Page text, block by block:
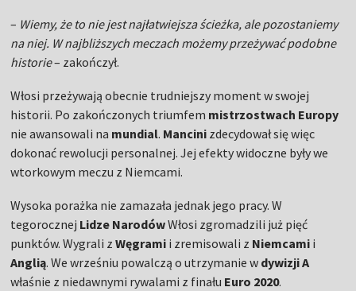
– Wiemy, że to nie jest najłatwiejsza ścieżka, ale pozostaniemy
na niej. W najbliższych meczach możemy przeżywać podobne
historie– zakończył.
Włosi przeżywają obecnie trudniejszy moment w swojej
historii. Po zakończonych triumfem mistrzostwach Europy
nie awansowali na mundial. Mancini zdecydował się więc
dokonać rewolucji personalnej. Jej efekty widoczne były we
wtorkowym meczu z Niemcami.
Wysoka porażka nie zamazała jednak jego pracy. W
tegorocznej Lidze NarodówWłosi zgromadzili już pięć
punktów. Wygrali zWęgrami i zremisowali z Niemcami i
Anglią. We wrześniu powalczą o utrzymanie w dywizji A
właśnie z niedawnymi rywalami z finału Euro 2020.